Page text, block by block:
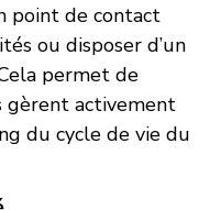
point de contact
ou disposer d’un
permet de
gèrent activement
du cycle de vie du